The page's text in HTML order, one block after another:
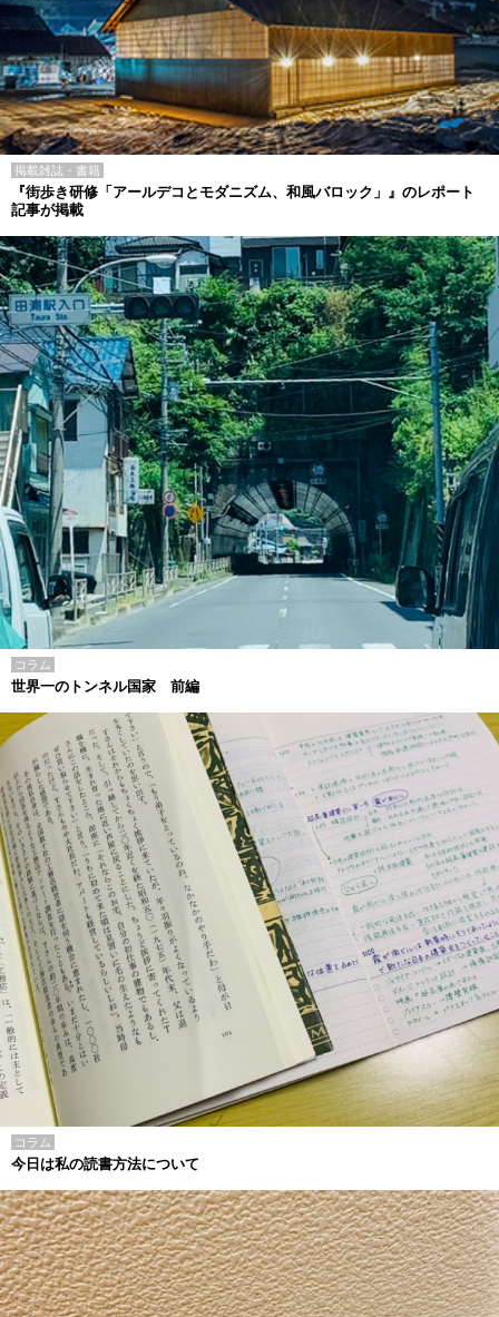
掲載雑誌・書籍
『街歩き研修「アールデコとモダニズム、和風バロック」』のレポート
記事が掲載
コラム
世界一のトンネル国家 前編
コラム
今日は私の読書方法について